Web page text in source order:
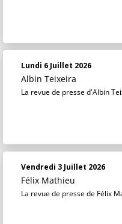
Lundi 6 Juillet 2026
Albin Teixeira
La revue de presse d'Albin
Vendredi 3 Juillet 2026
Félix Mathieu
La revue de presse de Félix